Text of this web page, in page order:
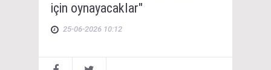
için oynayacaklar"
25-06-2026 10:12